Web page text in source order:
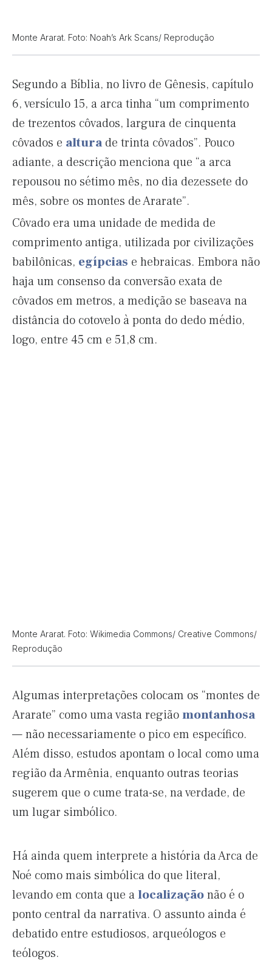
Monte Ararat. Foto: Noah’s Ark Scans/ Reprodução
Segundo a Bíblia, no livro de Gênesis, capítulo
6, versículo 15, a arca tinha “um comprimento
de trezentos côvados, largura de cinquenta
côvados e alturade trinta côvados”. Pouco
adiante, a descrição menciona que “a arca
repousou no sétimo mês, no dia dezessete do
mês, sobre os montes de Ararate”.
Côvado era uma unidade de medida de
comprimento antiga, utilizada por civilizações
babilônicas, egípcias e hebraicas. Embora não
haja um consenso da conversão exata de
côvados em metros, a medição se baseava na
distância do cotovelo à ponta do dedo médio,
logo, entre 45 cm e 51,8 cm.
Monte Ararat. Foto: Wikimedia Commons/ Creative Commons/
Reprodução
Algumas interpretações colocam os “montes de
Ararate” como uma vasta regiãomontanhosa
— não necessariamente o pico em específico.
Além disso, estudos apontam o local como uma
região da Armênia, enquanto outras teorias
sugerem que o cume trata-se, na verdade, de
um lugar simbólico.
Há ainda quem interprete a história da Arca de
Noé como mais simbólica do que literal,
levando em conta que alocalizaçãonão é o
ponto central da narrativa. O assunto ainda é
debatido entre estudiosos, arqueólogos e
teólogos.